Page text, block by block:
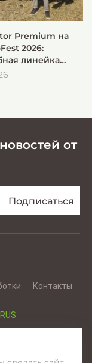
Premium на
2026:
линейка
быстрой и
от
Контакты